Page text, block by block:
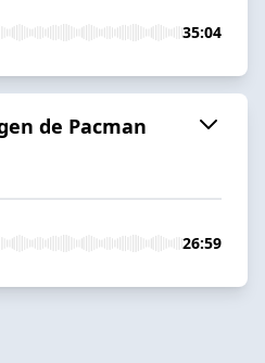
35:04
de Pacman
26:59